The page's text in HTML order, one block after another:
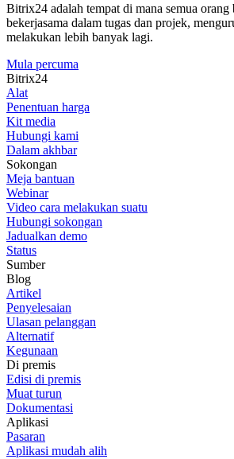
Bitrix24 adalah tempat di mana semua
bekerjasama dalam tugas dan projek,
melakukan lebih banyak lagi.
Mula percuma
Bitrix24
Alat
Penentuan harga
Kit media
Hubungi kami
Dalam akhbar
Sokongan
Meja bantuan
Webinar
Video cara melakukan suatu
Hubungi sokongan
Jadualkan demo
Status
Sumber
Blog
Artikel
Penyelesaian
Ulasan pelanggan
Alternatif
Kegunaan
Di premis
Edisi di premis
Muat turun
Dokumentasi
Aplikasi
Pasaran
Aplikasi mudah alih